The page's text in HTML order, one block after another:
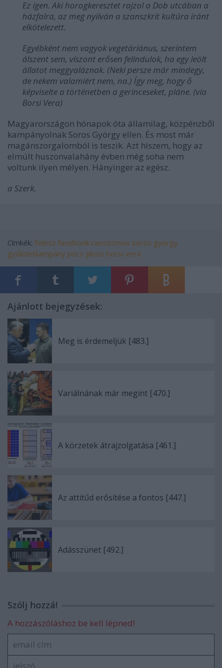
Ez igen. Aki horogkeresztet rajzol a Dob utcában a
házfalra, az meg nyilván a szanszkrit kultúra iránt
elkötelezett.
Egyébként nem vagyok vegetáriánus, szerintem
álszent sem, viszont erősen felindulok, ha egy leölt
állatot meggyaláznak. (Neki persze már mindegy,
de nekem valamiért nem, na.) Így meg, hogy ő
képviselte a történetben a gerinceseket, pláne. (via
Borsi Vera)
Magyarországon hónapok óta államilag, közpénzből
kampányolnak Soros György ellen. És most már
magánszorgalomból is teszik. Azt hiszem, hogy az
elmúlt huszonvalahány évben még soha nem
voltunk ilyen mélyen. Hányinger az egész.
a Szerk.
Címkék: fidesz facebook rasszizmus soros györgy
gyűlöletkampány pócs jános borsi vera
Ajánlott bejegyzések:
Meg is érdemeljük [483.]
Variálnának már megint [470.]
A körzetek átrajzolgatása [461.]
Az attitűd erősítése a fontos [447.]
Adásszünet [492.]
Szólj hozzá!
A hozzászóláshoz be kell lépned!